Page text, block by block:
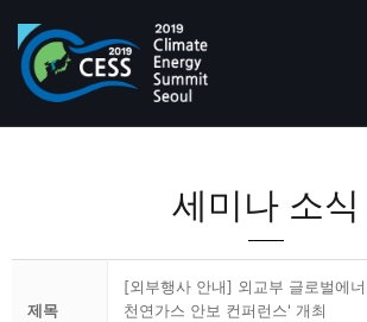
세미나 소식
제목
[외부행사 안내] 외교부 글로벌에
천연가스 안보 컨퍼런스' 개최